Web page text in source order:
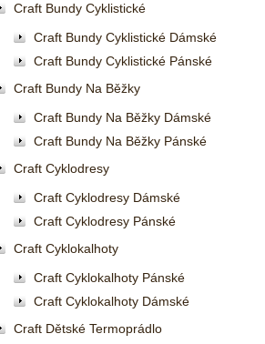
Craft Bundy Cyklistické
Craft Bundy Cyklistické Dámské
Craft Bundy Cyklistické Pánské
Craft Bundy Na Běžky
Craft Bundy Na Běžky Dámské
Craft Bundy Na Běžky Pánské
Craft Cyklodresy
Craft Cyklodresy Dámské
Craft Cyklodresy Pánské
Craft Cyklokalhoty
Craft Cyklokalhoty Pánské
Craft Cyklokalhoty Dámské
Craft Dětské Termoprádlo